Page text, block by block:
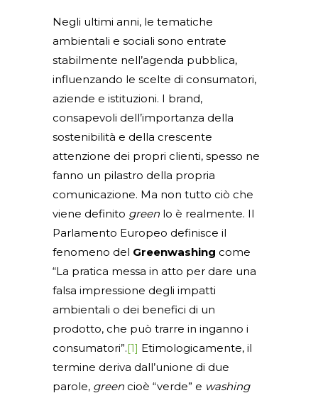
Negli ultimi anni, le tematiche
ambientali e sociali sono entrate
stabilmente nell’agenda pubblica,
influenzando le scelte di consumatori,
aziende e istituzioni. I brand,
consapevoli dell’importanza della
sostenibilità e della crescente
attenzione dei propri clienti, spesso ne
fanno un pilastro della propria
comunicazione. Ma non tutto ciò che
viene definito green lo è realmente. Il
Parlamento Europeo definisce il
fenomeno del Greenwashing come
“La pratica messa in atto per dare una
falsa impressione degli impatti
ambientali o dei benefici di un
prodotto, che può trarre in inganno i
consumatori”.[1] Etimologicamente, il
termine deriva dall’unione di due
parole, green cioè “verde” e washing